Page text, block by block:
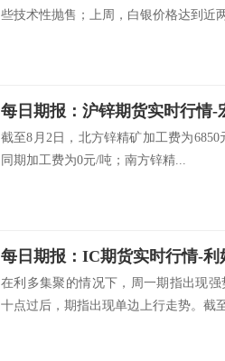
些技术性抛售；上周，白银价格达到近
截至8月2日，北方锌精矿加工费为
同期加工费为0元/吨；南方锌精...
每日期报：IC期货实时行情-
在利多集聚的情况下，周一期指出现
十点过后，期指出现单边上行走势。截